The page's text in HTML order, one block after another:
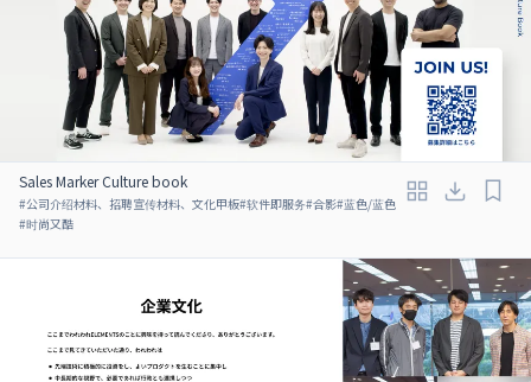
Sales Marker Culture book
#公司介绍材料、招聘宣传材料、文化甲板#软件即服务#合影#蓝色/蓝色
#时尚又酷